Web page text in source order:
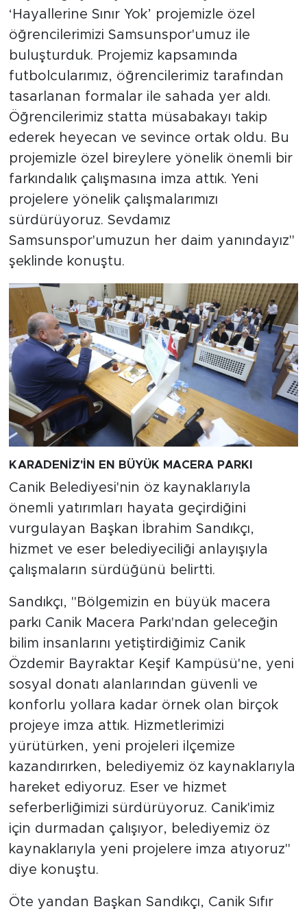
‘Hayallerine Sınır Yok’ projemizle özel
öğrencilerimizi Samsunspor'umuz ile
buluşturduk. Projemiz kapsamında
futbolcularımız, öğrencilerimiz tarafından
tasarlanan formalar ile sahada yer aldı.
Öğrencilerimiz statta müsabakayı takip
ederek heyecan ve sevince ortak oldu. Bu
projemizle özel bireylere yönelik önemli bir
farkındalık çalışmasına imza attık. Yeni
projelere yönelik çalışmalarımızı
sürdürüyoruz. Sevdamız
Samsunspor'umuzun her daim yanındayız"
şeklinde konuştu.
KARADENİZ'İN EN BÜYÜK MACERA PARKI
Canik Belediyesi'nin öz kaynaklarıyla
önemli yatırımları hayata geçirdiğini
vurgulayan Başkan İbrahim Sandıkçı,
hizmet ve eser belediyeciliği anlayışıyla
çalışmaların sürdüğünü belirtti.
Sandıkçı, "Bölgemizin en büyük macera
parkı Canik Macera Parkı'ndan geleceğin
bilim insanlarını yetiştirdiğimiz Canik
Özdemir Bayraktar Keşif Kampüsü'ne, yeni
sosyal donatı alanlarından güvenli ve
konforlu yollara kadar örnek olan birçok
projeye imza attık. Hizmetlerimizi
yürütürken, yeni projeleri ilçemize
kazandırırken, belediyemiz öz kaynaklarıyla
hareket ediyoruz. Eser ve hizmet
seferberliğimizi sürdürüyoruz. Canik'imiz
için durmadan çalışıyor, belediyemiz öz
kaynaklarıyla yeni projelere imza atıyoruz"
diye konuştu.
Öte yandan Başkan Sandıkçı, Canik Sıfır